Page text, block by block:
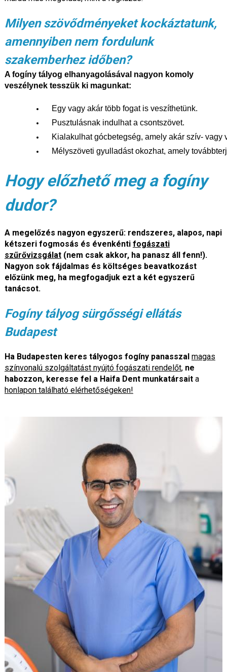
Milyen szövődményeket kockáztatunk,
amennyiben nem fordulunk
szakemberhez időben?
A fogíny tályog elhanyagolásával nagyon komoly
veszélynek tesszük ki magunkat:
Egy vagy akár több fogat is veszíthetünk.
Pusztulásnak indulhat a csontszövet.
Kialakulhat gócbetegség, amely akár szív-
Mélyszöveti gyulladást okozhat, amely
Hogy előzhető meg a fogíny
dudor?
A megelőzés nagyon egyszerű: rendszeres, alapos, napi
kétszeri fogmosás és évenkénti fogászati
szűrővizsgálat(nem csak akkor, ha panasz áll fenn!).
Nagyon sok fájdalmas és költséges beavatkozást
előzünk meg, ha megfogadjuk ezt a két egyszerű
tanácsot.
Fogíny tályog sürgősségi ellátás
Budapest
Ha Budapesten keres tályogos fogíny panasszal magas
színvonalú szolgáltatást nyújtó fogászati rendelőt, ne
habozzon, keresse fel a Haifa Dent munkatársait a
honlapon található elérhetőségeken!